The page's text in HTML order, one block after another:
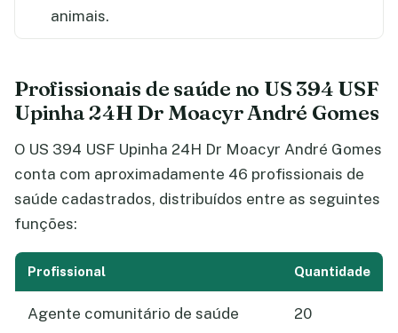
animais.
Profissionais de saúde no US 394 USF
Upinha 24H Dr Moacyr André Gomes
O US 394 USF Upinha 24H Dr Moacyr André Gomes
conta com aproximadamente 46 profissionais de
saúde cadastrados, distribuídos entre as seguintes
funções:
Profissional Quantidade
Agente comunitário de saúde 20